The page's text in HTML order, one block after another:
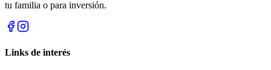
tu familia o para inversión.
Links de interés